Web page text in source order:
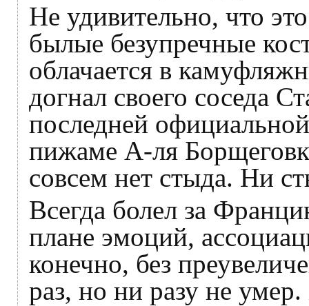
Не удивительно, что
былые безупречные
облачается в
догнал своего соседа
последней
пижаме А-ля
совсем нет стыда. Ни
Всегда болел за
плане эмоций,
конечно, без
раз, но ни разу не